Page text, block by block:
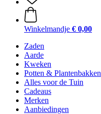
Winkelmandje € 0,00
Zaden
Aarde
Kweken
Potten & Plantenbakken
Alles voor de Tuin
Cadeaus
Merken
Aanbiedingen